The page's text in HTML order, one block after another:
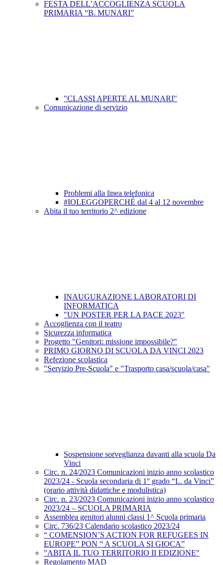
FESTA DELL’ACCOGLIENZA SCUOLA
PRIMARIA “B. MUNARI”
"CLASSI APERTE AL MUNARI"
Comunicazione di servizio
Problemi alla linea telefonica
#IOLEGGOPERCHÉ dal 4 al 12 novembre
Abita il tuo territorio 2^ edizione
INAUGURAZIONE LABORATORI DI
INFORMATICA
"UN POSTER PER LA PACE 2023"
Accoglienza con il teatro
Sicurezza informatica
Progetto "Genitori: missione impossibile?"
PRIMO GIORNO DI SCUOLA DA VINCI 2023
Refezione scolastica
"Servizio Pre-Scuola" e "Trasporto casa/scuola/casa"
Sospensione sorveglianza davanti alla scuola Da
Vinci
Circ. n. 24/2023 Comunicazioni inizio anno scolastico
2023/24 - Scuola secondaria di 1° grado “L. da Vinci”
(orario attività didattiche e modulistica)
Circ. n. 23/2023 Comunicazioni inizio anno scolastico
2023/24 – SCUOLA PRIMARIA
Assemblea genitori alunni classi 1^ Scuola primaria
Circ. 736/23 Calendario scolastico 2023/24
“ COMENSION’S ACTION FOR REFUGEES IN
EUROPE” PON “ A SCUOLA SI GIOCA”
"ABITA IL TUO TERRITORIO II EDIZIONE"
Regolamento MAD